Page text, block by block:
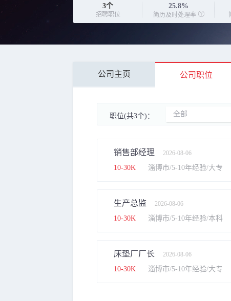
3个
招聘职位
25.8%
简历及时处理率
公司主页 公司职位
职位(共3个)： 全部
销售部经理 2026-08-06
10-30K 淄博市/5-10年经验/大专
生产总监 2026-08-06
10-30K 淄博市/5-10年经验/本科
床垫厂厂长 2026-08-06
10-30K 淄博市/5-10年经验/大专